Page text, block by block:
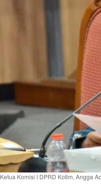
Ketua Komisi I DPRD Kotim, Angga